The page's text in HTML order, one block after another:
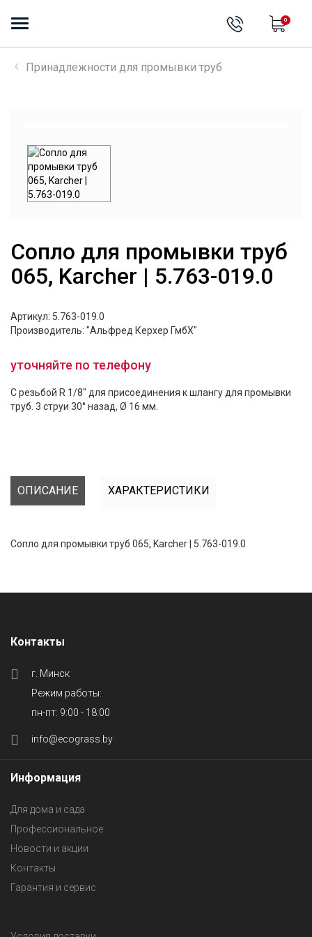
0
Принадлежности для промывки труб
Сопло для промывки труб
065, Karcher | 5.763-019.0
Артикул: 5.763-019.0
Производитель: "Альфред Керхер ГмбХ"
уточняйте по телефону
С резьбой R 1/8" для присоединения к шлангу для промывки
труб. 3 струи 30° назад, Ø 16 мм.
ОПИСАНИЕ ХАРАКТЕРИСТИКИ
Сопло для промывки труб 065, Karcher | 5.763-019.0
Контакты
г. Минск
Режим работы:
пн-пт: 9:00 - 18:00
info@ecograss.by
Информация
Для дома и сада
Профессиональное
Новости и акции
Контакты
Гарантия и сервис